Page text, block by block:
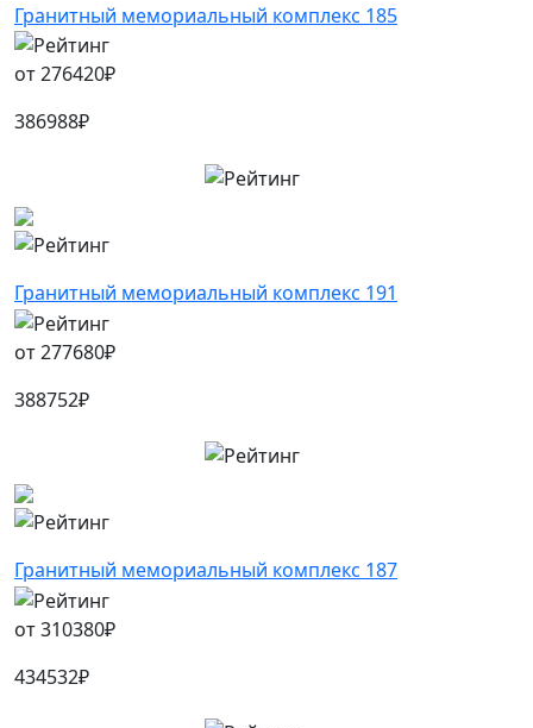
Гранитный мемориальный комплекс 185
от276420₽
386988₽
Гранитный мемориальный комплекс 191
от277680₽
388752₽
Гранитный мемориальный комплекс 187
от310380₽
434532₽